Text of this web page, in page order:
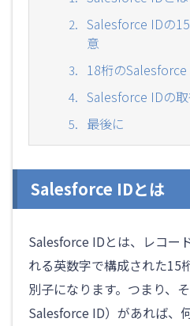
サークレイスについて
社長メッセージ
イベント
サークレイス情報
Salesforce IDの
意
18桁の
Salesforce IDの
最後に
Salesforce IDとは
Salesforce IDとは、レコー
れる英数字で構成された15
別子になります。つまり、
Salesforce ID）があれば、